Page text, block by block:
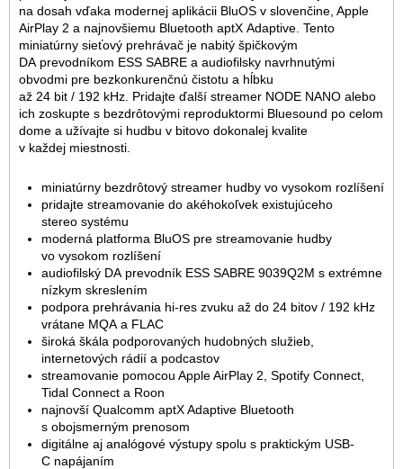
na dosah vďaka modernej aplikácii BluOS v slovenčine, Apple
AirPlay 2 a najnovšiemu Bluetooth aptX Adaptive. Tento
miniatúrny sieťový prehrávač je nabitý špičkovým
DA prevodníkom ESS SABRE a audiofilsky navrhnutými
obvodmi pre bezkonkurenčnú čistotu a hĺbku
až 24 bit / 192 kHz. Pridajte ďalší streamer NODE NANO alebo
ich zoskupte s bezdrôtovými reproduktormi Bluesound po celom
dome a užívajte si hudbu v bitovo dokonalej kvalite
v každej miestnosti.
miniatúrny bezdrôtový streamer hudby vo vysokom rozlíšení
pridajte streamovanie do akéhokoľvek existujúceho
stereo systému
moderná platforma BluOS pre streamovanie hudby
vo vysokom rozlíšení
audiofilský DA prevodník ESS SABRE 9039Q2M s extrémne
nízkym skreslením
podpora prehrávania hi-res zvuku až do 24 bitov / 192 kHz
vrátane MQA a FLAC
široká škála podporovaných hudobných služieb,
internetových rádií a podcastov
streamovanie pomocou Apple AirPlay 2, Spotify Connect,
Tidal Connect a Roon
najnovší Qualcomm aptX Adaptive Bluetooth
s obojsmerným prenosom
digitálne aj analógové výstupy spolu s praktickým USB-
C napájaním